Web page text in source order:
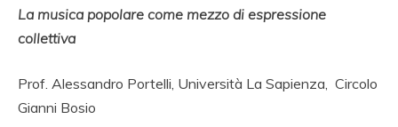
La musica popolare come mezzo di espressione
collettiva
Prof. Alessandro Portelli, Università La Sapienza, Circolo
Gianni Bosio